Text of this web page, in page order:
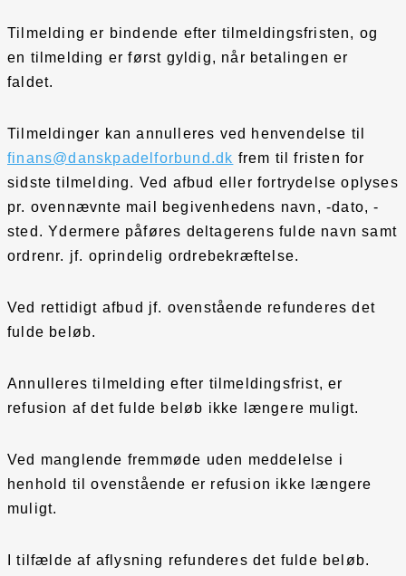
Tilmelding er bindende efter tilmeldingsfristen, og
en tilmelding er først gyldig, når betalingen er
faldet.
Tilmeldinger kan annulleres ved henvendelse til
finans@danskpadelforbund.dk frem til fristen for
sidste tilmelding. Ved afbud eller fortrydelse oplyses
pr. ovennævnte mail begivenhedens navn, -dato, -
sted. Ydermere påføres deltagerens fulde navn samt
ordrenr. jf. oprindelig ordrebekræftelse.
Ved rettidigt afbud jf. ovenstående refunderes det
fulde beløb.
Annulleres tilmelding efter tilmeldingsfrist, er
refusion af det fulde beløb ikke længere muligt.
Ved manglende fremmøde uden meddelelse i
henhold til ovenstående er refusion ikke længere
muligt.
I tilfælde af aflysning refunderes det fulde beløb.